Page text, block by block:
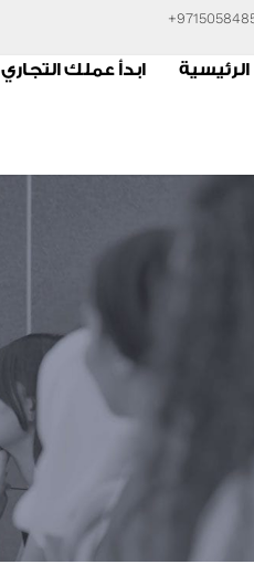
الرئيسية ابدأ عملك التجاري